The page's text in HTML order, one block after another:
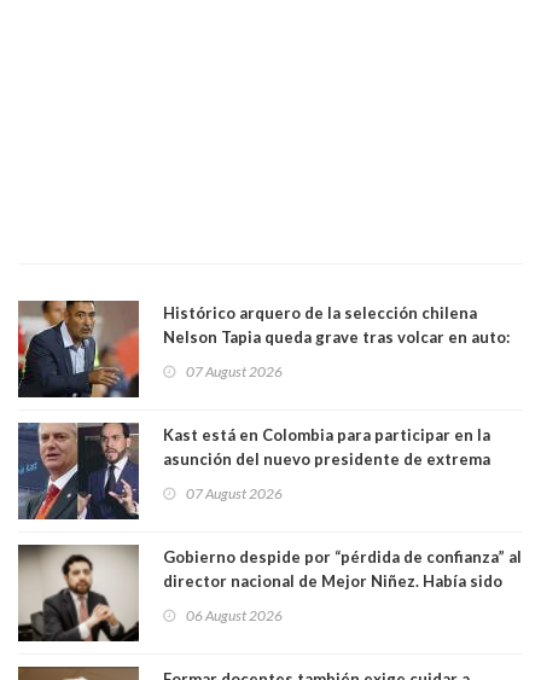
Histórico arquero de la selección chilena
Nelson Tapia queda grave tras volcar en auto:
07 August 2026
Kast está en Colombia para participar en la
asunción del nuevo presidente de extrema
07 August 2026
Gobierno despide por “pérdida de confianza” al
director nacional de Mejor Niñez. Había sido
06 August 2026